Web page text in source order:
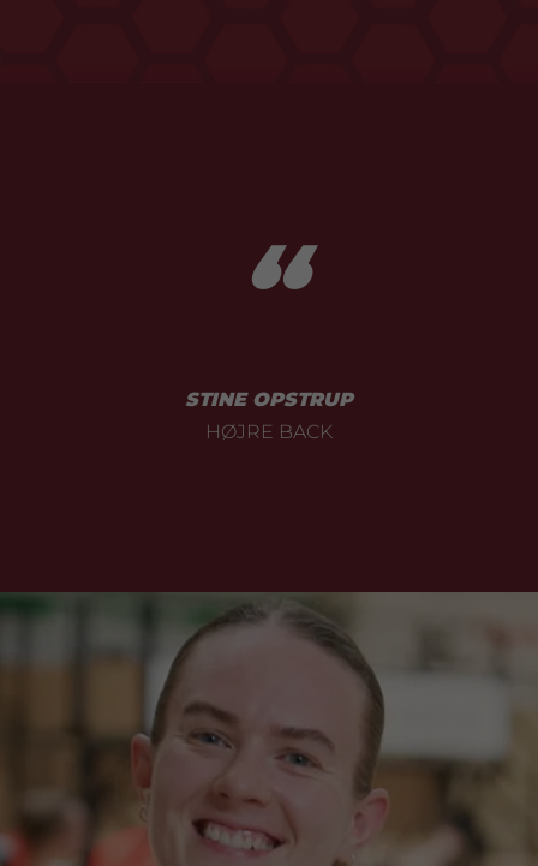
“
STINE OPSTRUP
HØJRE BACK